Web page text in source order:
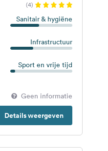
(4)
Sanitair & hygiëne
Infrastructuur
Sport en vrije tijd
Geen informatie
Details weergeven